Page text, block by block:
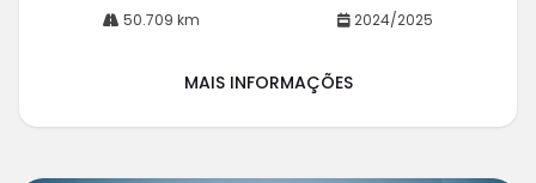
50.709 km 2024/2025
MAIS INFORMAÇÕES